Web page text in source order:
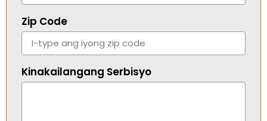
Zip Code
Kinakailangang Serbisyo